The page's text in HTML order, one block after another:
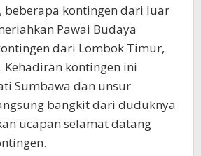
beberapa kontingen dari luar
Pawai Budaya
dari Lombok Timur,
Kehadiran kontingen ini
Sumbawa dan unsur
bangkit dari duduknya
ucapan selamat datang